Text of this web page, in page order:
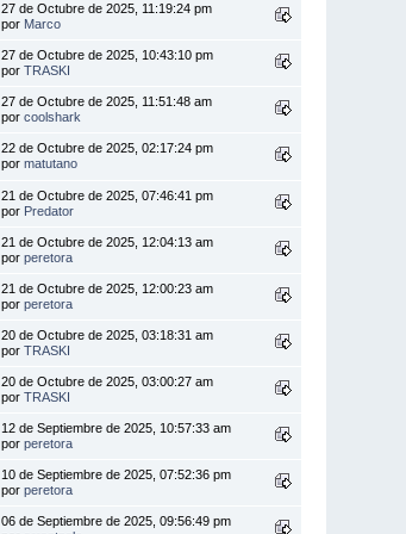
27 de Octubre de 2025, 11:19:24 pm
por Marco
27 de Octubre de 2025, 10:43:10 pm
porTRASKI
27 de Octubre de 2025, 11:51:48 am
porcoolshark
22 de Octubre de 2025, 02:17:24 pm
pormatutano
21 de Octubre de 2025, 07:46:41 pm
por Predator
21 de Octubre de 2025, 12:04:13 am
porperetora
21 de Octubre de 2025, 12:00:23 am
porperetora
20 de Octubre de 2025, 03:18:31 am
porTRASKI
20 de Octubre de 2025, 03:00:27 am
porTRASKI
12 de Septiembre de 2025, 10:57:33 am
porperetora
10 de Septiembre de 2025, 07:52:36 pm
porperetora
06 de Septiembre de 2025, 09:56:49 pm